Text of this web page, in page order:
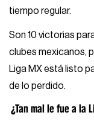
tiempo regular.
Son 10 victorias
clubes mexicanos,
Liga MX está listo
de lo perdido.
¿Tan mal le fue a la